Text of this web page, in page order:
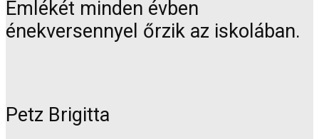
Emlékét minden évben
énekversennyel őrzik az iskolában.
Petz Brigitta